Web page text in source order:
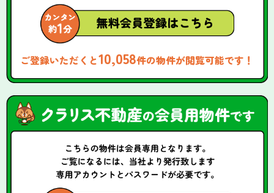
ご登録いただくと10,058件の物件が閲覧可能です！